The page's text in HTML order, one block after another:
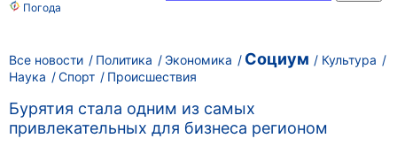
Погода
Все новости Политика Экономика Социум
Культура
Наука
Спорт Происшествия
Бурятия стала одним из самых
привлекательных для бизнеса регионом